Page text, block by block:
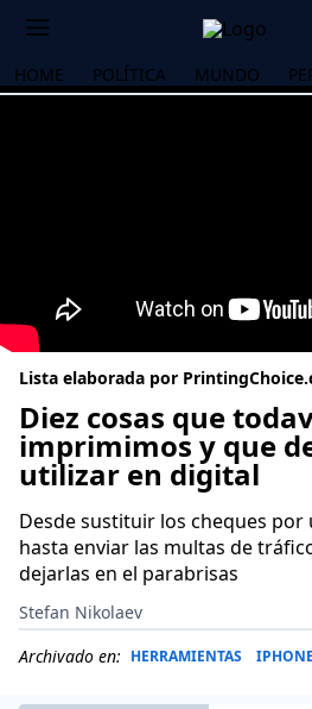
HOME POLÍTICA MUNDO
Lista elaborada por
Diez cosas que
imprimimos y que
utilizar en digital
Desde sustituir los cheques por
hasta enviar las multas de
dejarlas en el parabrisas
Stefan Nikolaev
Archivado en: HERRAMIENTAS IPHONE